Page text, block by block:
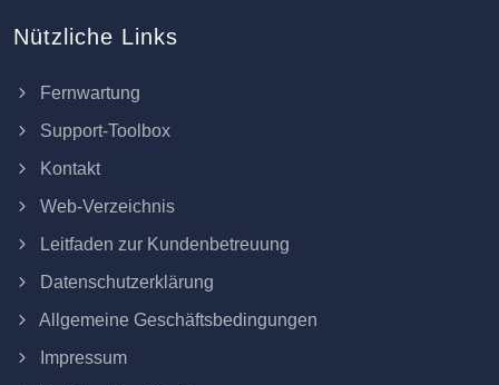
Nützliche Links
Fernwartung
Support-Toolbox
Kontakt
Web-Verzeichnis
Leitfaden zur Kundenbetreuung
Datenschutzerklärung
Allgemeine Geschäftsbedingungen
Impressum